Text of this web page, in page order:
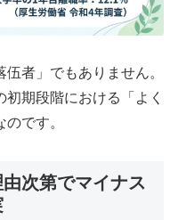
者」でもありません。
期段階における「よく
です。
次第でマイナス